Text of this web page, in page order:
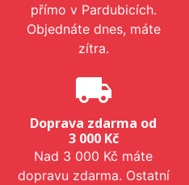
přímo v Pardubicích.
Objednáte dnes, máte
zítra.
local_shipping
Doprava zdarma od
3 000 Kč
Nad 3 000 Kč máte
dopravu zdarma. Ostatní